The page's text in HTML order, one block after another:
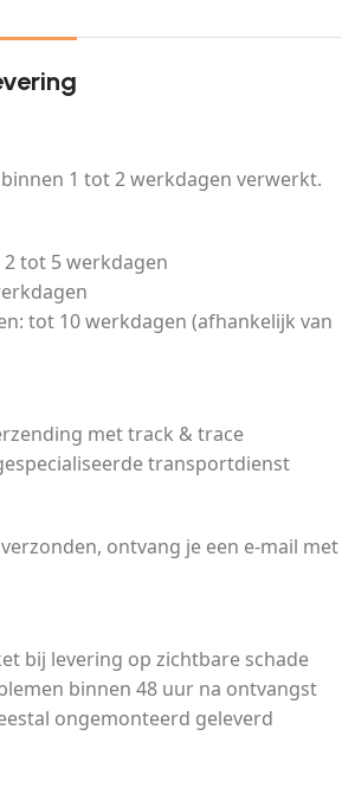
1 tot 2 werkdagen verwerkt.
tot 5 werkdagen
tot 10 werkdagen (afhankelijk van
met track & trace
transportdienst
ontvang je een e-mail met
bij levering op zichtbare schade
binnen 48 uur na ontvangst
ongemonteerd geleverd